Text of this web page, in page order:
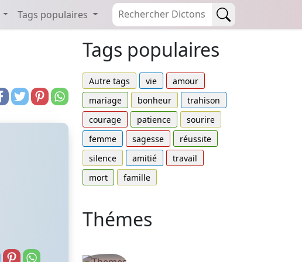
Tags populaires
Tags populaires
Autre tags vie
amour
mariage
bonheur
trahison
courage
patience
sourire
femme
sagesse
réussite
silence
amitié
travail
mort
famille
Thémes